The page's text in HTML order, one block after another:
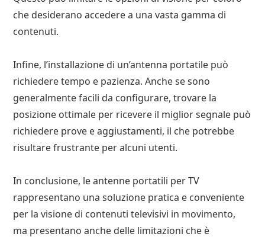
che desiderano accedere a una vasta gamma di
contenuti.
Infine, l’installazione di un’antenna portatile può
richiedere tempo e pazienza. Anche se sono
generalmente facili da configurare, trovare la
posizione ottimale per ricevere il miglior segnale può
richiedere prove e aggiustamenti, il che potrebbe
risultare frustrante per alcuni utenti.
In conclusione, le antenne portatili per TV
rappresentano una soluzione pratica e conveniente
per la visione di contenuti televisivi in movimento,
ma presentano anche delle limitazioni che è